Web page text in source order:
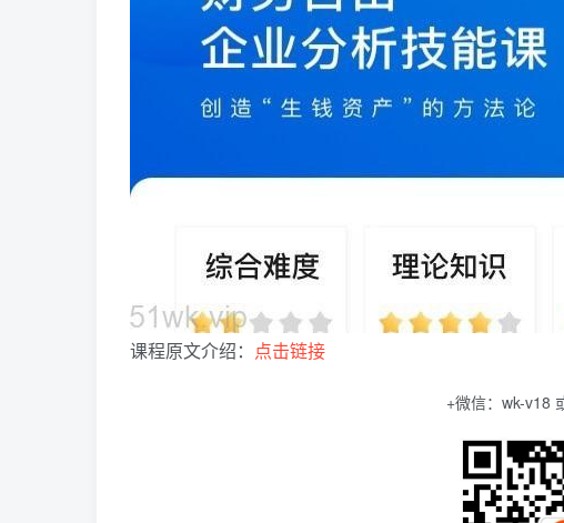
课程原文介绍： 点击链接
+微信：wk-v18